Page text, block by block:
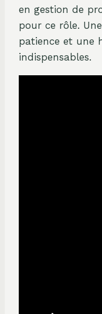
en gestion de
pour ce rôle.
patience et une
indispensables.